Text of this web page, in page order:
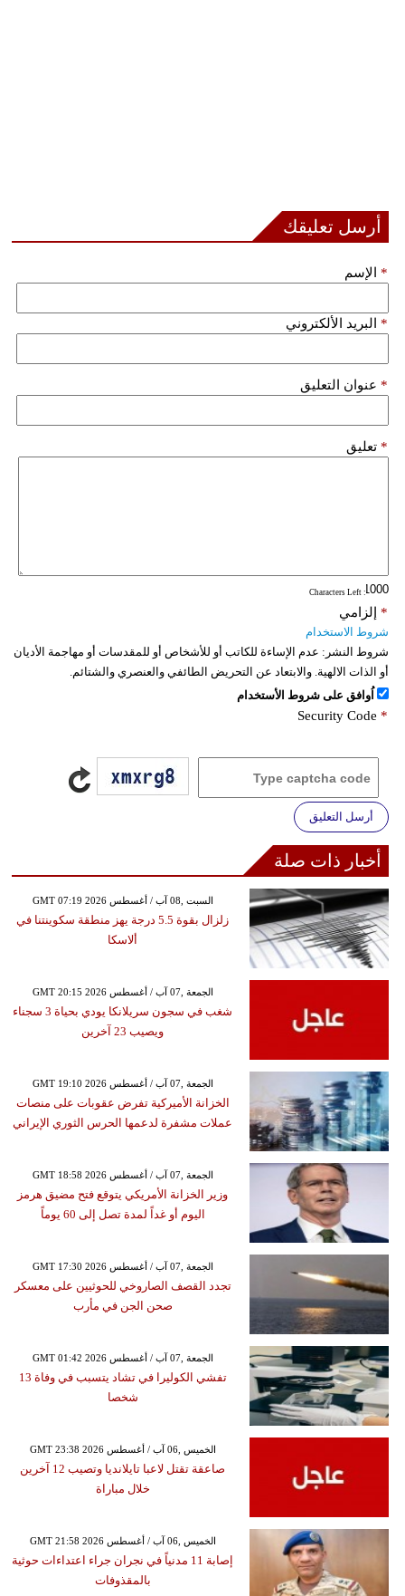
أرسل تعليقك
الإسم *
البريد الألكتروني *
عنوان التعليق *
تعليق *
: Characters Left
إلزامي *
شروط الاستخدام
شروط النشر: عدم الإساءة للكاتب أو للأشخاص أو للمقدسات أو مهاجمة الأديان
أو الذات الالهية. والابتعاد عن التحريض الطائفي والعنصري والشتائم.
اُوافق على شروط الأستخدام
Security Code *
أرسل التعليق
أخبار ذات صلة
GMT 07:19 2026 السبت ,08 آب / أغسطس
زلزال بقوة 5.5 درجة يهز منطقة سكوينتنا في
ألاسكا
GMT 20:15 2026 الجمعة ,07 آب / أغسطس
شغب في سجون سريلانكا يودي بحياة 3 سجناء
ويصيب 23 آخرين
GMT 19:10 2026 الجمعة ,07 آب / أغسطس
الخزانة الأميركية تفرض عقوبات على منصات
عملات مشفرة لدعمها الحرس الثوري الإيراني
GMT 18:58 2026 الجمعة ,07 آب / أغسطس
وزير الخزانة الأمريكي يتوقع فتح مضيق هرمز
اليوم أو غداً لمدة تصل إلى 60 يوماً
GMT 17:30 2026 الجمعة ,07 آب / أغسطس
تجدد القصف الصاروخي للحوثيين على معسكر
صحن الجن في مأرب
GMT 01:42 2026 الجمعة ,07 آب / أغسطس
تفشي الكوليرا في تشاد يتسبب في وفاة 13
شخصا
GMT 23:38 2026 الخميس ,06 آب / أغسطس
صاعقة تقتل لاعبا تايلانديا وتصيب 12 آخرين
خلال مباراة
GMT 21:58 2026 الخميس ,06 آب / أغسطس
إصابة 11 مدنياً في نجران جراء اعتداءات حوثية
بالمقذوفات